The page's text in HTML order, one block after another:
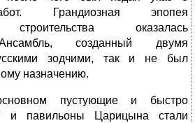
Грандиозная эпопея
строительства оказалась
созданный двумя
зодчими, так и не был
назначению.
пустующие и быстро
и павильоны Царицына стали